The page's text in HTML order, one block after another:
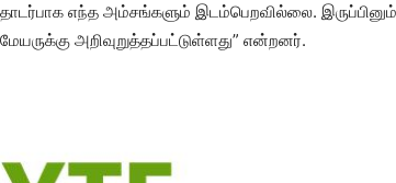
எந்த அம்​சங்​களும் இடம்​பெற​வில்​லை.
அறி​வுறுத்​தப்​பட்​டுள்​ளது” என்​றனர்​.